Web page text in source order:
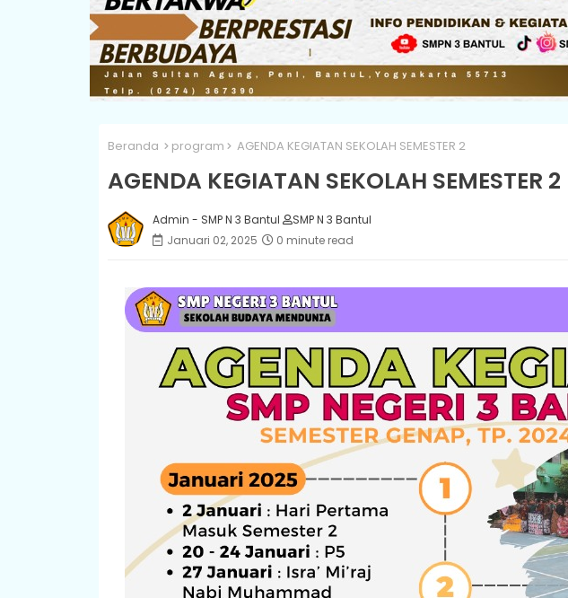
Beranda program AGENDA KEGIATAN SEKOLAH SEMESTER 2
AGENDA KEGIATAN SEKOLAH SEMESTER 2
Admin - SMP N 3 Bantul
SMP N 3 Bantul
Januari 02, 2025
0 minute read